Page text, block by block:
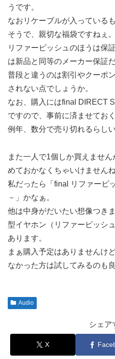
うです。
なおリケーブルが入っている
そうで、親切な福袋ですねぇ。
リファービッシュのほうは保
は新品と同等のメーカー保証
普段と違うのは割引やクーポ
されない点でしょうか。
なお、購入にはfinal DIRECT
ですので、事前に済ませてお
例年、数分で売り切れるらし
また一人で1個しか買えませ
めておかなくちゃいけませんね
私だったら「final リファービ
－」かなぁ。
他は中身がだいたい想像つき
型イヤホン（リファービッシ
あります。
まぁ購入予定はありませんけ
なかった方は試してみるのも
Audio
シェア
X